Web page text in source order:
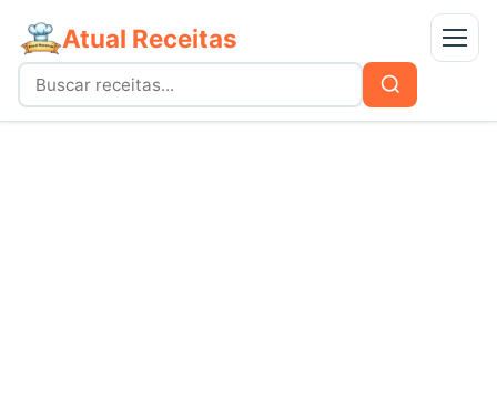
Atual Receitas Menu
Buscar
por:
Buscar